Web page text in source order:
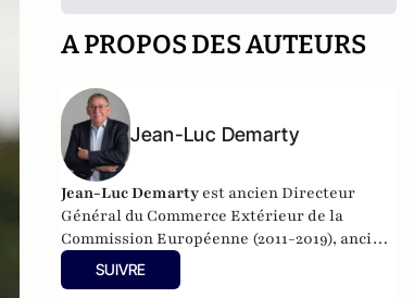
A PROPOS DES AUTEURS
Jean-Luc Demarty
Jean-Luc Demarty est ancien Directeur
Général du Commerce Extérieur de la
Commission Européenne (2011-2019), ancien
Directeur Général Adjoint et Directeur
Général de l'Agriculture de la Commission
SUIVRE